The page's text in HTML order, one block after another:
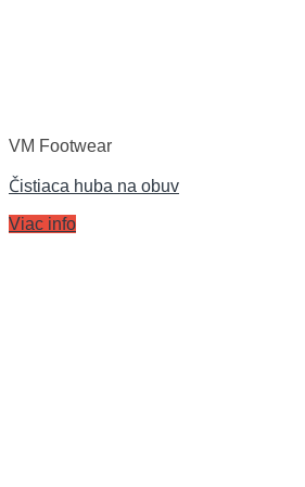
VM Footwear
Čistiaca huba na obuv
Viac info